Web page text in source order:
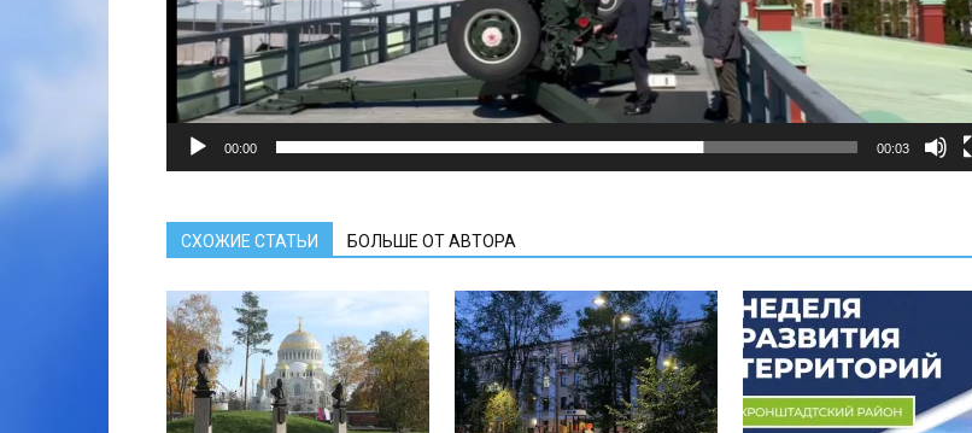
00:00 00:03
СХОЖИЕ СТАТЬИ БОЛЬШЕ ОТ АВТОРА